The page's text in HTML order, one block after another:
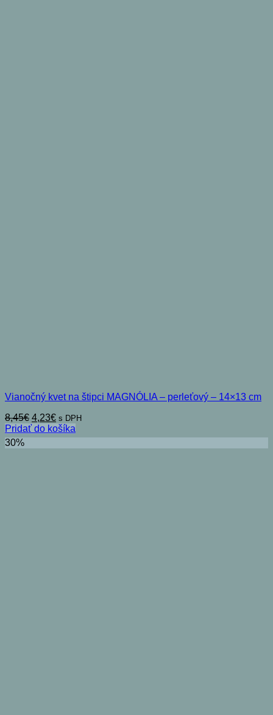
Vianočný kvet na štipci MAGNÓLIA – perleťový – 14×13 cm
8,45€ Pôvodná
cena
bola:
8,45€.
4,23€Aktuálna
cena
je:
4,23€.
s DPH
Pridať do košíka
30%